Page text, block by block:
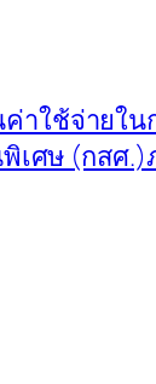
าใช้จ่ายใ
เศษ (กสศ.)